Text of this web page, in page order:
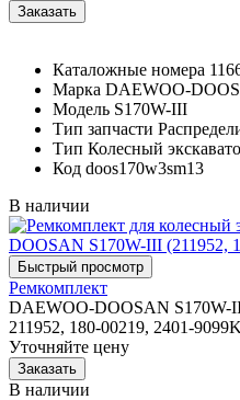
Каталожные номера
Марка DAEWOO-
Модель S170W-III
Тип запчасти
Тип Колесный
Код doos170w3sm13
В наличии
Ремкомплект
DAEWOO-DOOSAN S170W-
211952, 180-00219, 2401-9099K
Уточняйте цену
В наличии